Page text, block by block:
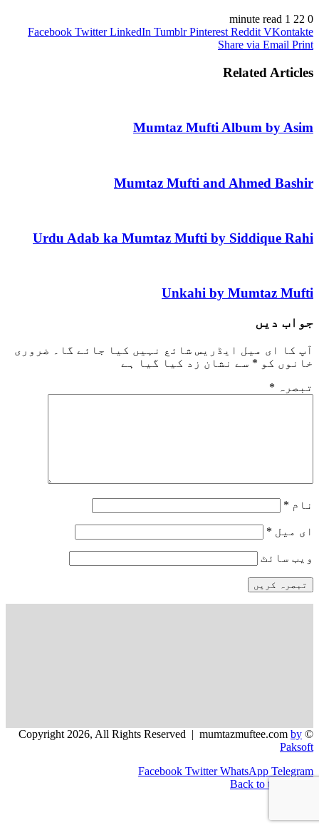
0
1 minute read
Facebook Twitter LinkedIn Tumblr Pinterest Reddit VKontakte
Share via Email Print
Related Articles
Mumtaz Mufti Album by Asim
Mumtaz Mufti and Ahmed Bashir
Urdu Adab ka Mumtaz Mufti by Siddique Rahi
Unkahi by Mumtaz Mufti
جواب دیں
آپ کا ای میل ایڈریس شائع نہیں کیا جائے گا۔
ضروری
خانوں کو * سے نشان زد کیا گیا ہے
تبصرہ *
نام *
ای میل *
ویب‌ سائٹ
© Copyright 2026, All Rights Reserved | mumtazmuftee.com
by
Paksoft
Facebook Twitter WhatsApp Telegram
Back to top button